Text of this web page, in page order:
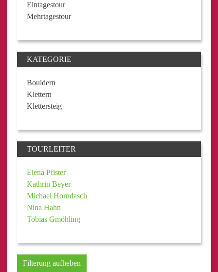
Eintagestour
Mehrtagestour
KATEGORIE
Bouldern
Klettern
Klettersteig
TOURLEITER
Elena Pfister
Kathrin Beyer
Michael Horndasch
Nina Hahn
Tobias Gmöhling
Filterung aufheben